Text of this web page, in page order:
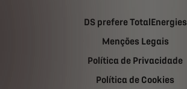
DS prefere TotalEnergies
Menções Legais
Política de Privacidade
Política de Cookies